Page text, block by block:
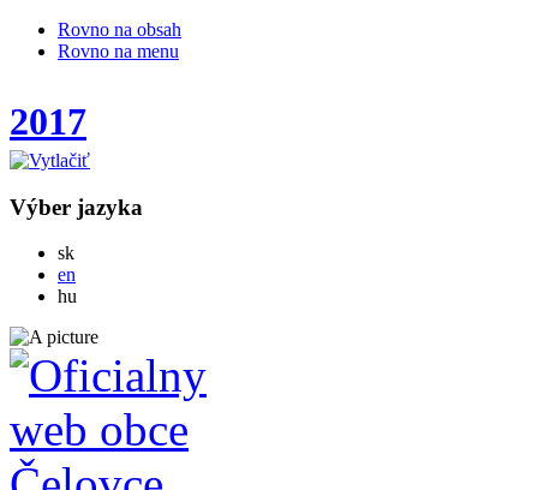
Rovno na obsah
Rovno na menu
2017
Výber jazyka
skSlovensky
en
hu